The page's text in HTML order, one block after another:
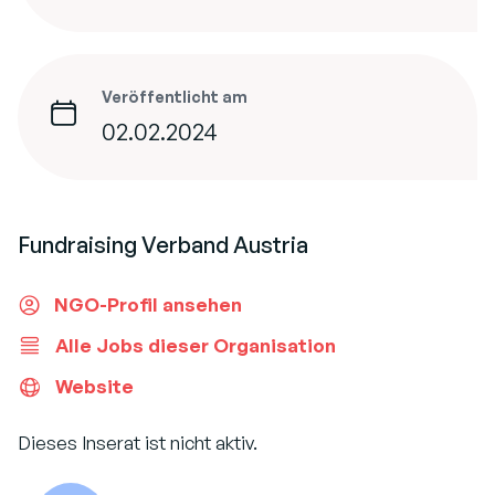
Veröffentlicht am
02.02.2024
Fundraising Verband Austria
NGO-Profil ansehen
Alle Jobs dieser Organisation
Website
Dieses Inserat ist nicht aktiv.